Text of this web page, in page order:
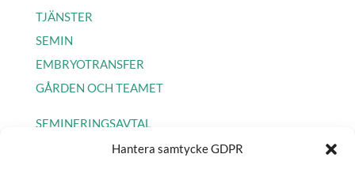
Hantera samtycke GDPR
TJÄNSTER
SEMIN
EMBRYOTRANSFER
GÅRDEN OCH TEAMET
SEMINERINGSAVTAL